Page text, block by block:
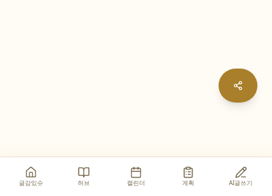
글감있슈 허브 캘린더 계획 AI글쓰기